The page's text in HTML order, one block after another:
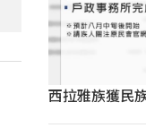
西拉雅族獲民